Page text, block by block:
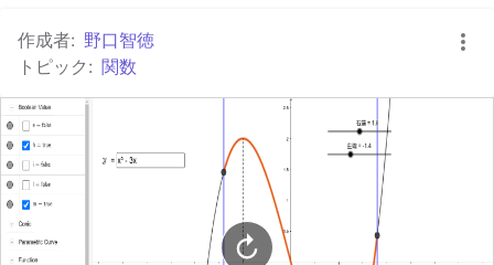
ログイン
作成者: 野口智徳
トピック: 関数